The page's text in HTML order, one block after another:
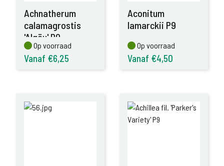
Achnatherum
calamagrostis
'Algäu' P9
Op voorraad
Op voorraad
Vanaf €6,25
Aconitum
lamarckii P9
Op voorraad
Op voorraad
Vanaf €4,50